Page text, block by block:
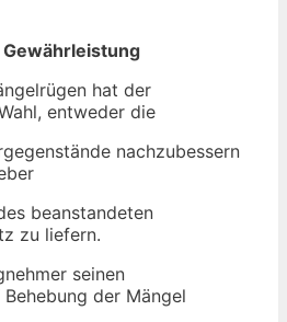
hat der
entweder die
nachzubessern
beanstandeten
zu liefern.
seinen
der Mängel